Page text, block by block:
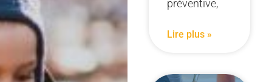
préventive,
Lire plus »